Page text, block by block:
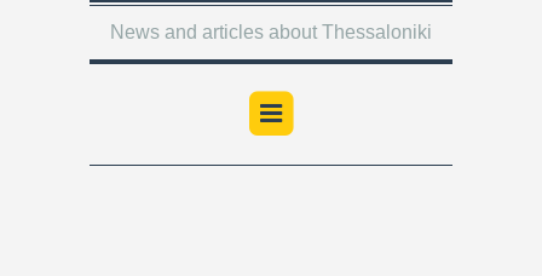
News and articles about Thessaloniki